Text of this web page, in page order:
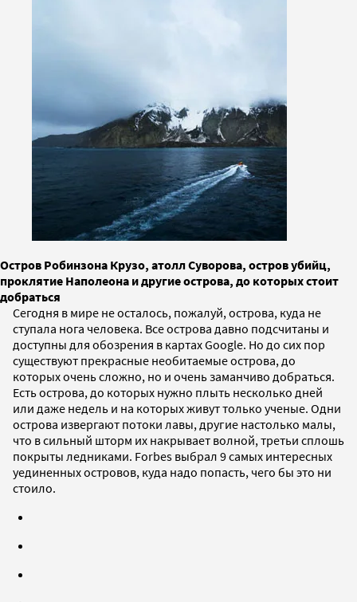
Остров Робинзона Крузо, атолл Суворова, остров убийц,
проклятие Наполеона и другие острова, до которых стоит
добраться
Сегодня в мире не осталось, пожалуй, острова, куда не
ступала нога человека. Все острова давно подсчитаны и
доступны для обозрения в картах Google. Но до сих пор
существуют прекрасные необитаемые острова, до
которых очень сложно, но и очень заманчиво добраться.
Есть острова, до которых нужно плыть несколько дней
или даже недель и на которых живут только ученые. Одни
острова извергают потоки лавы, другие настолько малы,
что в сильный шторм их накрывает волной, третьи сплошь
покрыты ледниками. Forbes выбрал 9 самых интересных
уединенных островов, куда надо попасть, чего бы это ни
стоило.